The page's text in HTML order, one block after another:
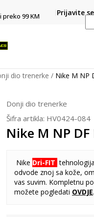
99 KM
Platite
Prijavite se
dio trenerke Nike M NP
Donji dio trenerke
Šifra artikla: HV0424-084
Nike M NP DF
Nike Dri-FIT
odvode znoj sa kože,
vas suvim. Kompletnu
možete pogledati OVDJE.